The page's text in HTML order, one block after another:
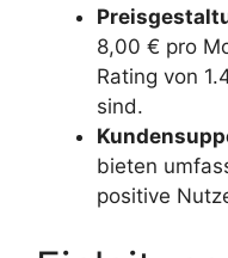
8,00 € pro
Rating von
sind.
bieten
positive